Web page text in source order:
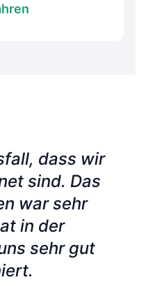
dass wir
sind. Das
war sehr
in der
sehr gut